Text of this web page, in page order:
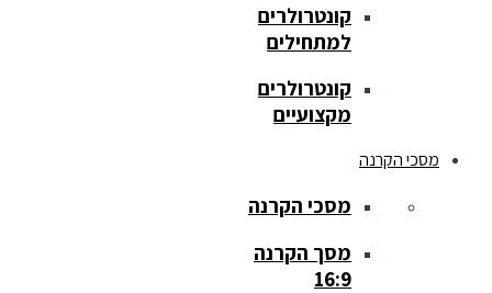
קונטרולרים
למתחילים
קונטרולרים
מקצועיים
מסכי הקרנה
מסכי הקרנה
מסך הקרנה
16:9